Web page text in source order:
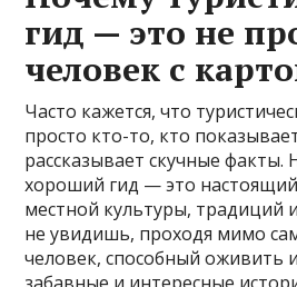
гид — это не
человек с
Часто кажется, что
просто кто-то, кто
рассказывает скучные факты.
хороший гид — это
местной культуры, традиций
не увидишь, проходя мимо
человек, способный оживить